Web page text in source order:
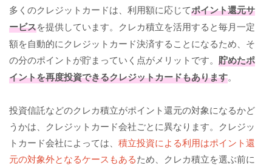
多くのクレジットカードは、利用額に応じてポイント還元サ
ービスを提供しています。クレカ積立を活用すると毎月一定
額を自動的にクレジットカード決済することになるため、そ
の分のポイントが貯まっていく点がメリットです。 貯めたポ
イントを再度投資できるクレジットカードもあります。
投資信託などのクレカ積立がポイント還元の対象になるかど
うかは、クレジットカード会社ごとに異なります。クレジッ
トカード会社によっては、 積立投資による利用はポイント還
元の対象外となるケースもあるため、クレカ積立を選ぶ前に